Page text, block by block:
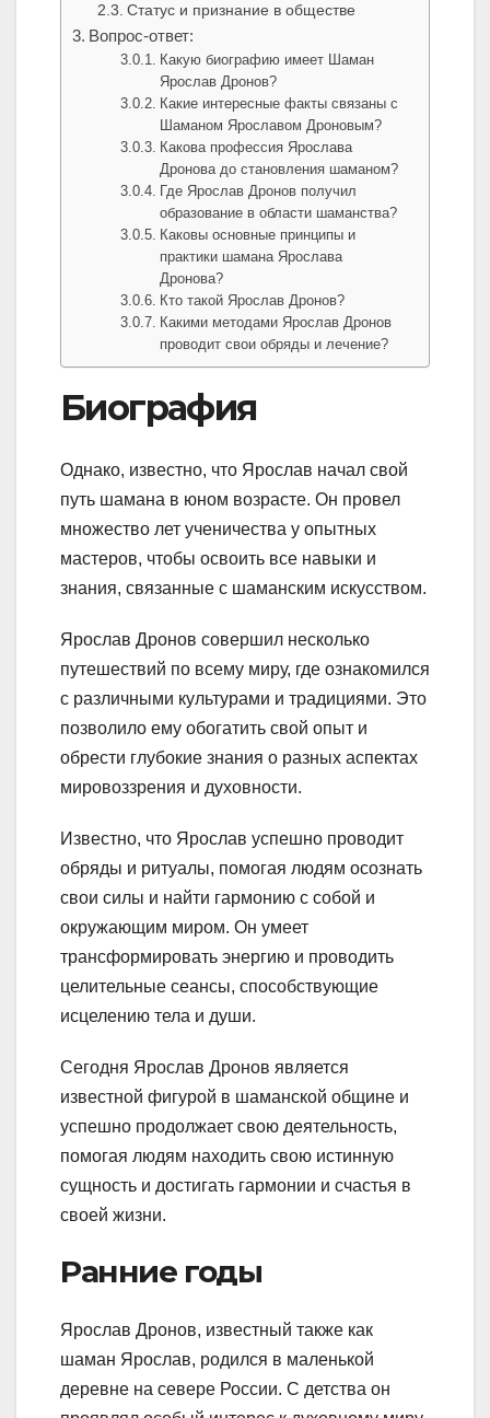
Статус и признание в обществе
Вопрос-ответ:
Какую биографию имеет Шаман
Ярослав Дронов?
Какие интересные факты связаны с
Шаманом Ярославом Дроновым?
Какова профессия Ярослава
Дронова до становления шаманом?
Где Ярослав Дронов получил
образование в области шаманства?
Каковы основные принципы и
практики шамана Ярослава
Дронова?
Кто такой Ярослав Дронов?
Какими методами Ярослав Дронов
проводит свои обряды и лечение?
Биография
Однако, известно, что Ярослав начал свой
путь шамана в юном возрасте. Он провел
множество лет ученичества у опытных
мастеров, чтобы освоить все навыки и
знания, связанные с шаманским искусством.
Ярослав Дронов совершил несколько
путешествий по всему миру, где ознакомился
с различными культурами и традициями. Это
позволило ему обогатить свой опыт и
обрести глубокие знания о разных аспектах
мировоззрения и духовности.
Известно, что Ярослав успешно проводит
обряды и ритуалы, помогая людям осознать
свои силы и найти гармонию с собой и
окружающим миром. Он умеет
трансформировать энергию и проводить
целительные сеансы, способствующие
исцелению тела и души.
Сегодня Ярослав Дронов является
известной фигурой в шаманской общине и
успешно продолжает свою деятельность,
помогая людям находить свою истинную
сущность и достигать гармонии и счастья в
своей жизни.
Ранние годы
Ярослав Дронов, известный также как
шаман Ярослав, родился в маленькой
деревне на севере России. С детства он